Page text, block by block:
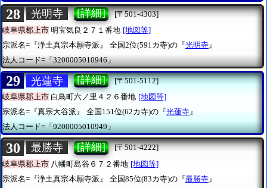
28 光明寺 [詳細]
[〒501-4303]
岐阜県郡上市 明宝気良２７１番地 [地図等]
宗派名=『浄土真宗本願寺派』
全国2位(591カ寺)の『光明寺 』
法人コード=「3200005010946」
29 光蓮寺 [詳細]
[〒501-5112]
岐阜県郡上市 白鳥町六ノ里４２６番地 [地図等]
宗派名=『真宗大谷派』
全国151位(62カ寺)の『光蓮寺』
法人コード=「9200005010949」
30 最勝寺 [詳細]
[〒501-4222]
岐阜県郡上市 八幡町島谷６７２番地 [地図等]
宗派名=『浄土真宗本願寺派』
全国85位(83カ寺)の『最勝寺 』